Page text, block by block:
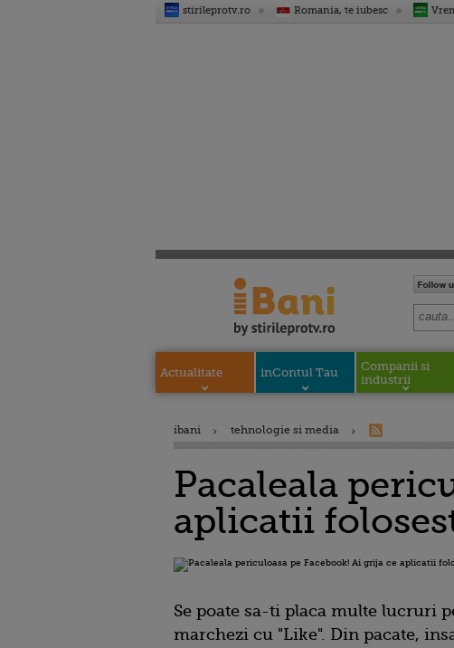
stirileprotv.ro Romania, te iubesc
Actualitate inContul Tau
Companii si
industrii
ibani tehnologie si media
Pacaleala
aplicatii
Se poate sa-ti placa multe lucruri
marchezi cu "Like". Din pacate,